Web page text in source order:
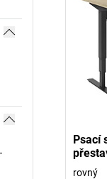
Psací
rovný